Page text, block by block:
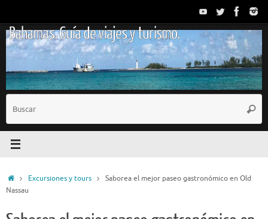
contenido
Bahamas. Guía de viajes y turismo.
InicioExcursiones y tours
Saborea el mejor paseo gastronómico en Old
Nassau